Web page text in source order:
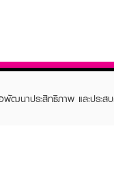
อพัฒนาประสิทธิภาพ และปร